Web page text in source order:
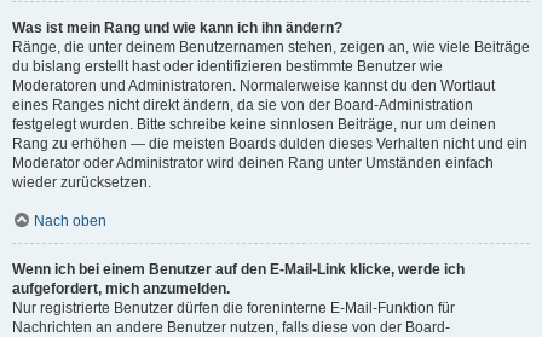
Was ist mein Rang und wie kann ich ihn ändern?
Ränge, die unter deinem Benutzernamen stehen, zeigen an, wie viele Beiträge
du bislang erstellt hast oder identifizieren bestimmte Benutzer wie
Moderatoren und Administratoren. Normalerweise kannst du den Wortlaut
eines Ranges nicht direkt ändern, da sie von der Board-Administration
festgelegt wurden. Bitte schreibe keine sinnlosen Beiträge, nur um deinen
Rang zu erhöhen — die meisten Boards dulden dieses Verhalten nicht und ein
Moderator oder Administrator wird deinen Rang unter Umständen einfach
wieder zurücksetzen.
Nach oben
Wenn ich bei einem Benutzer auf den E-Mail-Link klicke, werde ich
aufgefordert, mich anzumelden.
Nur registrierte Benutzer dürfen die foreninterne E-Mail-Funktion für
Nachrichten an andere Benutzer nutzen, falls diese von der Board-